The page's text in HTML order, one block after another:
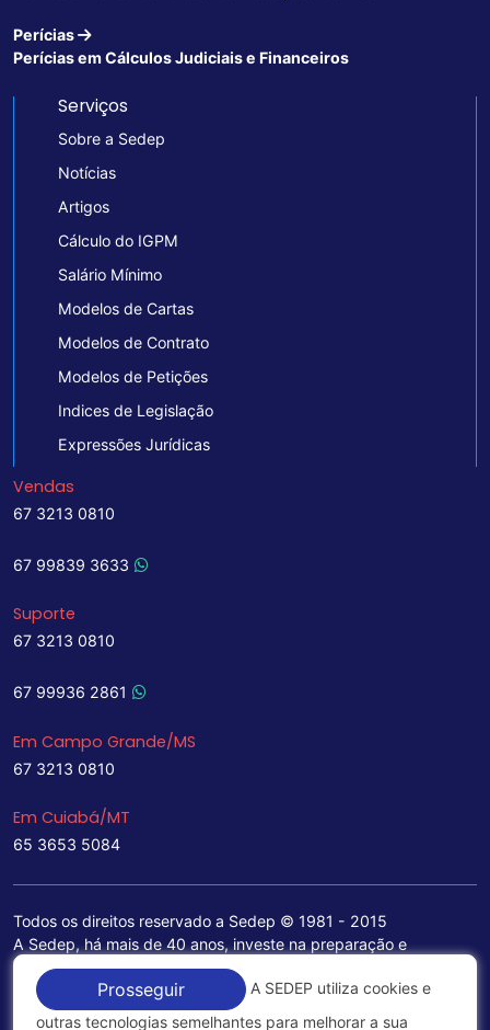
Perícias
Perícias em Cálculos Judiciais e Financeiros
Serviços
Sobre a Sedep
Notícias
Artigos
Cálculo do IGPM
Salário Mínimo
Modelos de Cartas
Modelos de Contrato
Modelos de Petições
Indices de Legislação
Expressões Jurídicas
Vendas
67 3213 0810
67 99839 3633
Suporte
67 3213 0810
67 99936 2861
Em Campo Grande/MS
67 3213 0810
Em Cuiabá/MT
65 3653 5084
Todos os direitos reservado a Sedep © 1981 - 2015
A Sedep, há mais de 40 anos, investe na preparação e
treinamento de funcionários e na aquisição de tecnologia de
ponta para a ampliação de seu portfólio de serviços voltados
para a área jurídica, que contemplam informações seguras e
Prosseguir
A SEDEP utiliza cookies e
outras tecnologias semelhantes para melhorar a sua